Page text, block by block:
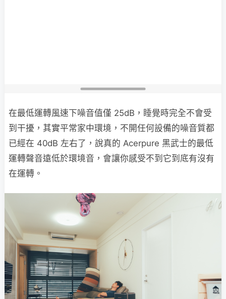
在最低運轉風速下噪音值僅 25dB，睡覺時完全不會受
到干擾，其實平常家中環境，不開任何設備的噪音質都
已經在 40dB 左右了，說真的 Acerpure 黑武士的最低
運轉聲音遠低於環境音，會讓你感受不到它到底有沒有
在運轉。